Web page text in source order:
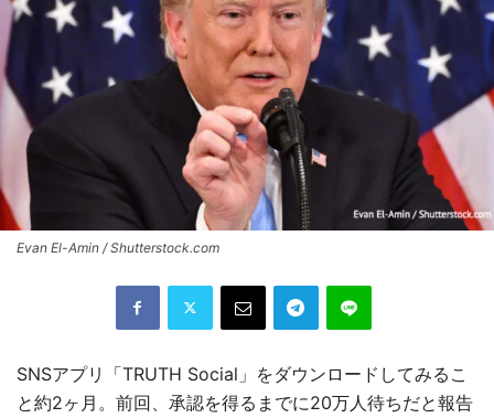
Evan El-Amin / Shutterstock.com
SNSアプリ「TRUTH Social」をダウンロードしてみるこ
と約2ヶ月。前回、承認を得るまでに20万人待ちだと報告